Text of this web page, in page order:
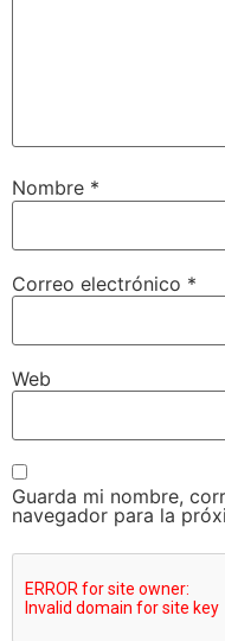
Nombre *
Correo electrónico *
Web
Guarda mi nombre,
navegador para la